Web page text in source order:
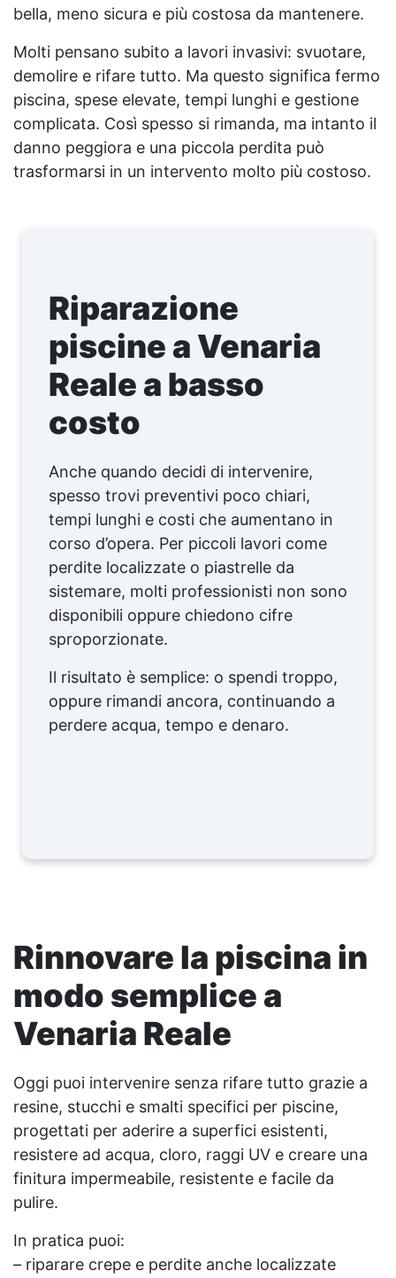
bella, meno sicura e più costosa da mantenere.
Molti pensano subito a lavori invasivi: svuotare,
demolire e rifare tutto. Ma questo significa fermo
piscina, spese elevate, tempi lunghi e gestione
complicata. Così spesso si rimanda, ma intanto il
danno peggiora e una piccola perdita può
trasformarsi in un intervento molto più costoso.
Riparazione
piscine a Venaria
Reale a basso
costo
Anche quando decidi di intervenire,
spesso trovi preventivi poco chiari,
tempi lunghi e costi che aumentano in
corso d’opera. Per piccoli lavori come
perdite localizzate o piastrelle da
sistemare, molti professionisti non sono
disponibili oppure chiedono cifre
sproporzionate.
Il risultato è semplice: o spendi troppo,
oppure rimandi ancora, continuando a
perdere acqua, tempo e denaro.
Rinnovare la piscina in
modo semplice a
Venaria Reale
Oggi puoi intervenire senza rifare tutto grazie a
resine, stucchi e smalti specifici per piscine,
progettati per aderire a superfici esistenti,
resistere ad acqua, cloro, raggi UV e creare una
finitura impermeabile, resistente e facile da
pulire.
In pratica puoi:
– riparare crepe e perdite anche localizzate